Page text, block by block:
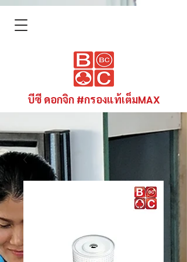
บีซี ดอกจิก #กรองแท้เต็มMAX